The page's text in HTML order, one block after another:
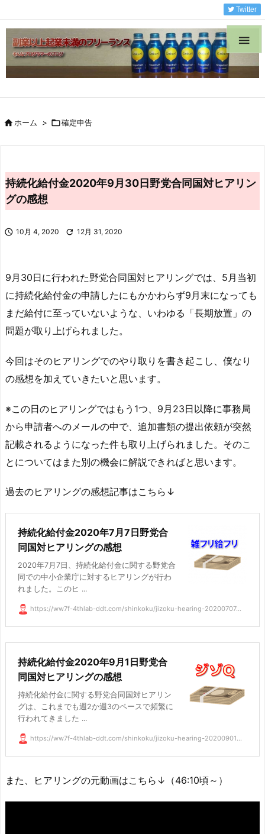

Twitter
ホーム > 確定申告
持続化給付金2020年9月30日野党合同国対ヒアリン
グの感想
 10月 4, 2020  12月 31, 2020
9月30日に行われた野党合同国対ヒアリングでは、5月当初
に持続化給付金の申請したにもかかわらず9月末になっても
まだ給付に至っていないような、いわゆる「長期放置」の
問題が取り上げられました。
今回はそのヒアリングでのやり取りを書き起こし、僕なり
の感想を加えていきたいと思います。
※この日のヒアリングではもう1つ、9月23日以降に事務局
から申請者へのメールの中で、追加書類の提出依頼が突然
記載されるようになった件も取り上げられました。そのこ
とについてはまた別の機会に解説できればと思います。
過去のヒアリングの感想記事はこちら↓
持続化給付金2020年7月7日野党合
同国対ヒアリングの感想
2020年7月7日、持続化給付金に関する野党合
同での中小企業庁に対するヒアリングが行わ
れました。このヒ ...
https://ww7f-4thlab-ddt.com/shinkoku/jizoku-hearing-20200707...
持続化給付金2020年9月1日野党合
同国対ヒアリングの感想
持続化給付金に関する野党合同国対ヒアリン
グは、これまでも週2か週3のペースで頻繁に
行われてきました ...
https://ww7f-4thlab-ddt.com/shinkoku/jizoku-hearing-20200901...
また、ヒアリングの元動画はこちら↓（46:10頃～）